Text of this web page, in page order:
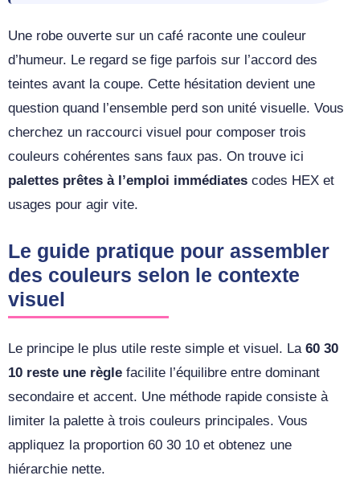
Une robe ouverte sur un café raconte une couleur
d’humeur. Le regard se fige parfois sur l’accord des
teintes avant la coupe. Cette hésitation devient une
question quand l’ensemble perd son unité visuelle. Vous
cherchez un raccourci visuel pour composer trois
couleurs cohérentes sans faux pas. On trouve ici
palettes prêtes à l’emploi immédiates codes HEX et
usages pour agir vite.
Le guide pratique pour assembler
des couleurs selon le contexte
visuel
Le principe le plus utile reste simple et visuel. La 60 30
10 reste une règle facilite l’équilibre entre dominant
secondaire et accent. Une méthode rapide consiste à
limiter la palette à trois couleurs principales. Vous
appliquez la proportion 60 30 10 et obtenez une
hiérarchie nette.